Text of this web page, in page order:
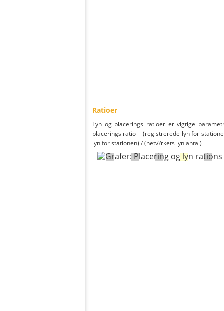
Ratioer
Lyn og placerings ratioer er vigtige
placerings ratio = (registrerede lyn for
lyn for stationen) / (netv?rkets lyn antal)